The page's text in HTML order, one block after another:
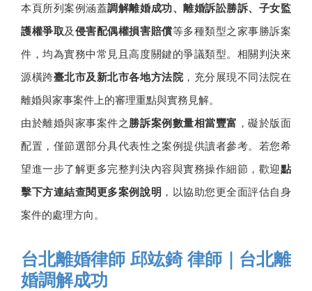
本頁所列案例涵蓋調解離婚成功、離婚訴訟勝訴、子女監
護權爭取及 侵害配偶權損害賠償等多種類型之家事勝訴案
件，均為實務中常見且高度關鍵的爭議類型。相關判決來
源橫跨臺北市及新北市各地方法院，充分展現不同法院在
離婚與家事案件上的審理重點與實務見解。
由於離婚與家事案件之勝訴案例數量相當豐富 ，礙於版面
配置，僅節選部分具代表性之案例提供讀者參考。若您希
望進一步了解更多完整判決內容與實務操作細節，歡迎點
擊下方連結查閱更多案例說明 ，以協助您更全面評估自身
案件的處理方向。
台北離婚律師 邱竑錡 律師｜台北離
婚調解成功